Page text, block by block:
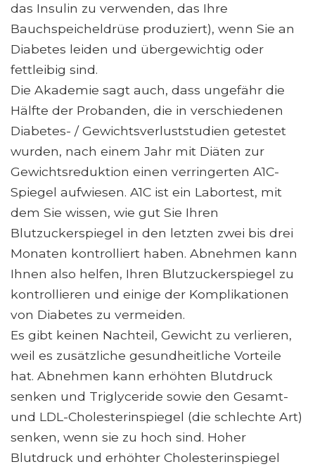
das Insulin zu verwenden, das Ihre
Bauchspeicheldrüse produziert), wenn Sie an
Diabetes leiden und übergewichtig oder
fettleibig sind.
Die Akademie sagt auch, dass ungefähr die
Hälfte der Probanden, die in verschiedenen
Diabetes- / Gewichtsverluststudien getestet
wurden, nach einem Jahr mit Diäten zur
Gewichtsreduktion einen verringerten A1C-
Spiegel aufwiesen. A1C ist ein Labortest, mit
dem Sie wissen, wie gut Sie Ihren
Blutzuckerspiegel in den letzten zwei bis drei
Monaten kontrolliert haben. Abnehmen kann
Ihnen also helfen, Ihren Blutzuckerspiegel zu
kontrollieren und einige der Komplikationen
von Diabetes zu vermeiden.
Es gibt keinen Nachteil, Gewicht zu verlieren,
weil es zusätzliche gesundheitliche Vorteile
hat. Abnehmen kann erhöhten Blutdruck
senken und Triglyceride sowie den Gesamt-
und LDL-Cholesterinspiegel (die schlechte Art)
senken, wenn sie zu hoch sind. Hoher
Blutdruck und erhöhter Cholesterinspiegel